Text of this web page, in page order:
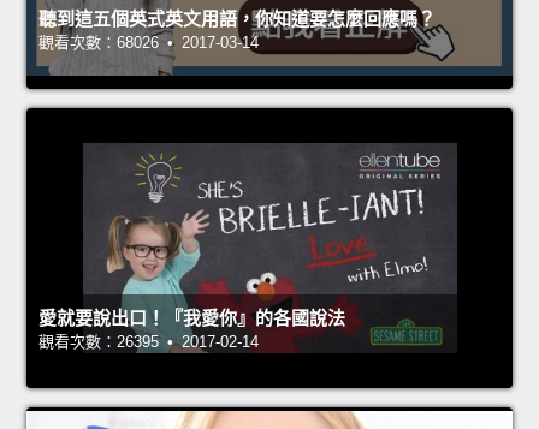
聽到這五個英式英文用語，你知道要怎麼回應嗎？
觀看次數：68026 • 2017-03-14
愛就要說出口！『我愛你』的各國說法
觀看次數：26395 • 2017-02-14